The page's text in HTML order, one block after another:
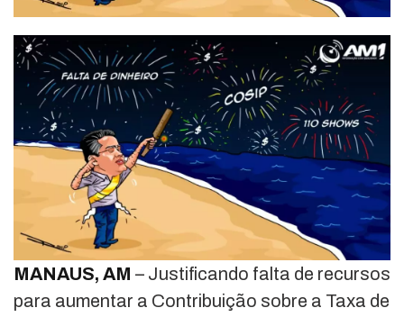
MANAUS, AM – Justificando falta de recursos
para aumentar a Contribuição sobre a Taxa de